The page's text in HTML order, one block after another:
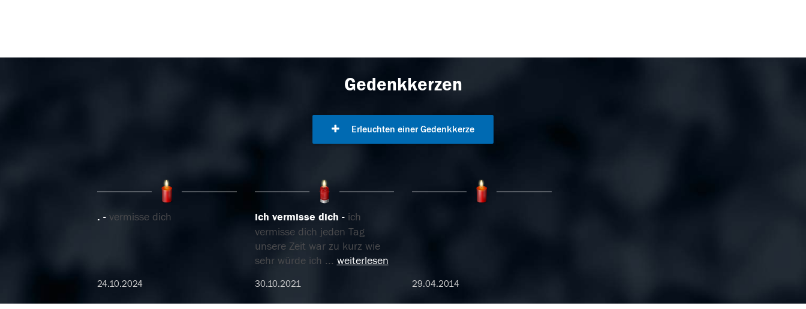
Gedenkkerzen
Erleuchten einer Gedenkkerze
. vermisse dich
24.10.2024
ich vermisse dich
ich
vermisse dich jeden Tag
unsere Zeit war zu kurz wie
sehr würde ich ... weiterlesen
30.10.2021 29.04.2014